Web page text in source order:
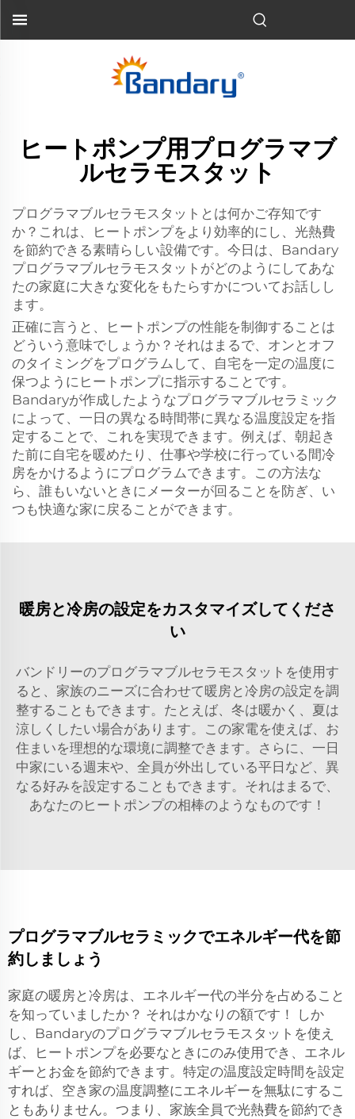
ヒートポンプ用プログラマブ
ルセラモスタット
プログラマブルセラモスタットとは何かご存知です
か？これは、ヒートポンプをより効率的にし、光熱費
を節約できる素晴らしい設備です。今日は、Bandary
プログラマブルセラモスタットがどのようにしてあな
たの家庭に大きな変化をもたらすかについてお話しし
ます。
正確に言うと、ヒートポンプの性能を制御することは
どういう意味でしょうか？それはまるで、オンとオフ
のタイミングをプログラムして、自宅を一定の温度に
保つようにヒートポンプに指示することです。
Bandaryが作成したようなプログラマブルセラミック
によって、一日の異なる時間帯に異なる温度設定を指
定することで、これを実現できます。例えば、朝起き
た前に自宅を暖めたり、仕事や学校に行っている間冷
房をかけるようにプログラムできます。この方法な
ら、誰もいないときにメーターが回ることを防ぎ、い
つも快適な家に戻ることができます。
暖房と冷房の設定をカスタマイズしてくださ
い
バンドリーのプログラマブルセラモスタットを使用す
ると、家族のニーズに合わせて暖房と冷房の設定を調
整することもできます。たとえば、冬は暖かく、夏は
涼しくしたい場合があります。この家電を使えば、お
住まいを理想的な環境に調整できます。さらに、一日
中家にいる週末や、全員が外出している平日など、異
なる好みを設定することもできます。それはまるで、
あなたのヒートポンプの相棒のようなものです！
プログラマブルセラミックでエネルギー代を節
約しましょう
家庭の暖房と冷房は、エネルギー代の半分を占めること
を知っていましたか？ それはかなりの額です！ しか
し、Bandaryのプログラマブルセラモスタットを使え
ば、ヒートポンプを必要なときにのみ使用でき、エネル
ギーとお金を節約できます。特定の温度設定時間を設定
すれば、空き家の温度調整にエネルギーを無駄にするこ
ともありません。つまり、家族全員で光熱費を節約でき